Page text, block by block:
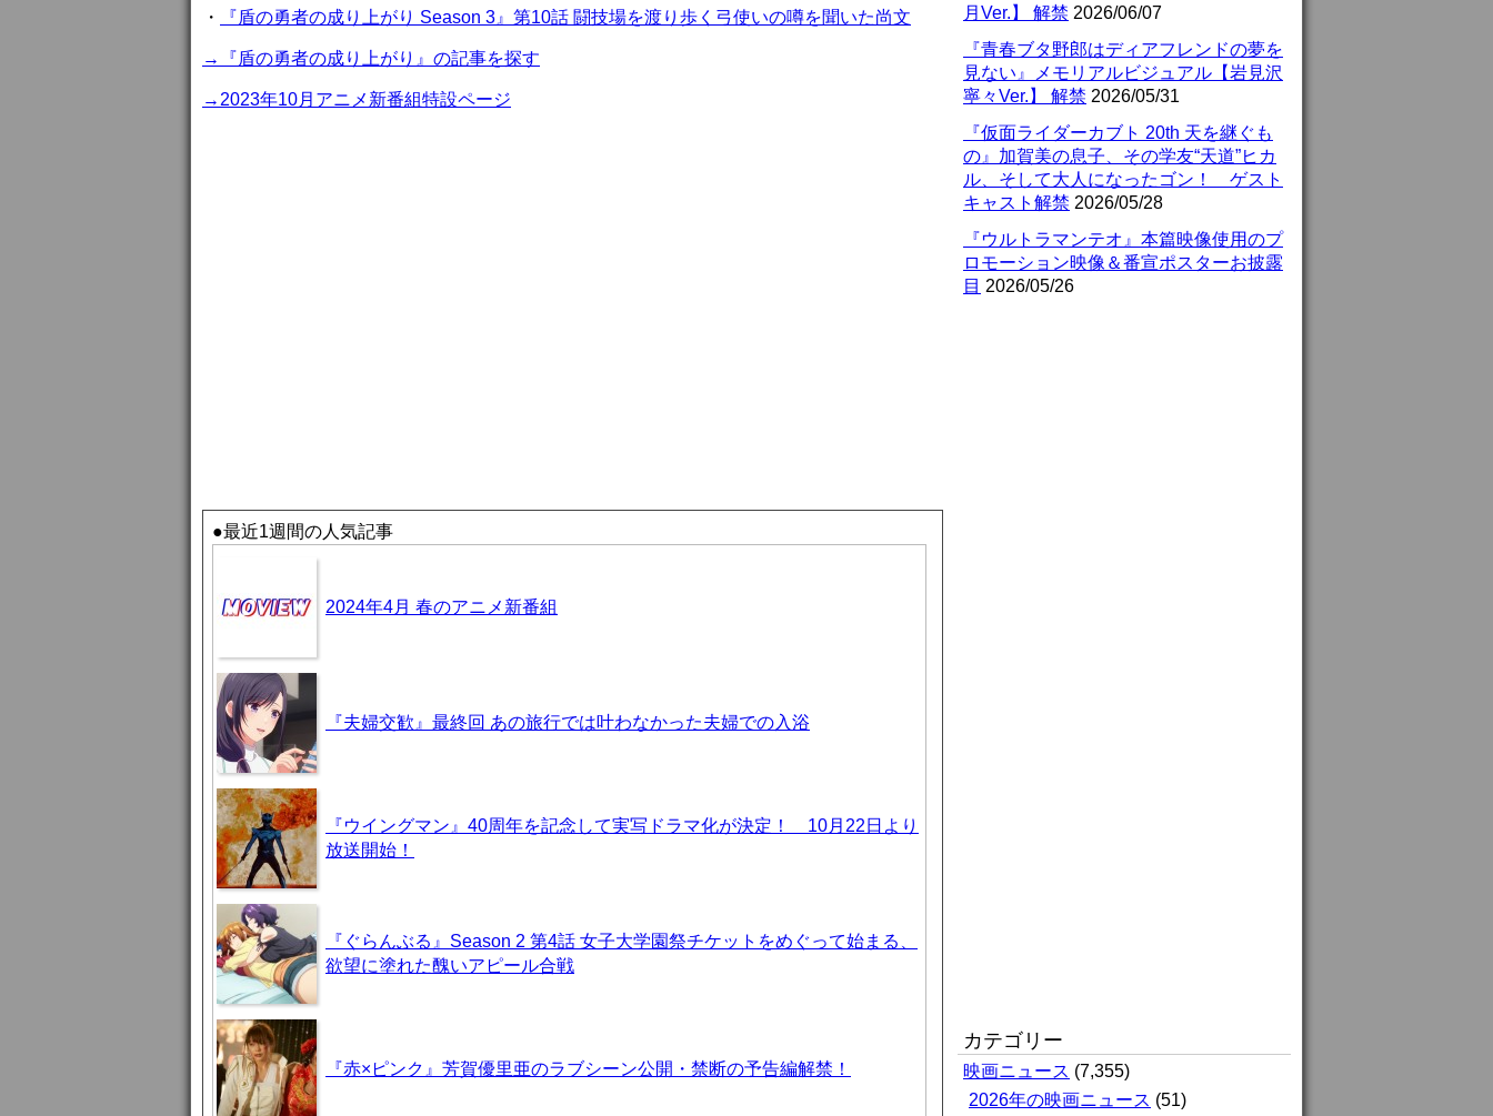
・ 『盾の勇者の成り上がり Season 3』第10話 闘技場を渡り歩く弓使いの噂を聞いた尚文
→『盾の勇者の成り上がり』の記事を探す
→2023年10月アニメ新番組特設ページ
●最近1週間の人気記事
2024年4月 春のアニメ新番組
『夫婦交歓』最終回 あの旅行では叶わなかった夫婦での入浴
『ウイングマン』40周年を記念して実写ドラマ化が決定！ 10月22日より
放送開始！
『ぐらんぶる』Season 2 第4話 女子大学園祭チケットをめぐって始まる、
欲望に塗れた醜いアピール合戦
『赤×ピンク』芳賀優里亜のラブシーン公開・禁断の予告編解禁！
月Ver.】 解禁 2026/06/07
『青春ブタ野郎はディアフレンドの夢を
見ない』メモリアルビジュアル【岩見沢
寧々Ver.】 解禁 2026/05/31
『仮面ライダーカブト 20th 天を継ぐも
の』加賀美の息子、その学友“天道”ヒカ
ル、そして大人になったゴン！ ゲスト
キャスト解禁 2026/05/28
『ウルトラマンテオ』本篇映像使用のプ
ロモーション映像＆番宣ポスターお披露
目 2026/05/26
カテゴリー
映画ニュース (7,355)
2026年の映画ニュース (51)